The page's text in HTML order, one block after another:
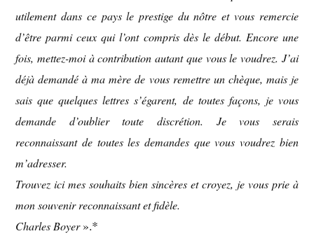
utilement dans ce pays le prestige du nôtre et vous remercie
d’être parmi ceux qui l’ont compris dès le début. Encore une
fois, mettez-moi à contribution autant que vous le voudrez. J’ai
déjà demandé à ma mère de vous remettre un chèque, mais je
sais que quelques lettres s’égarent, de toutes façons, je vous
demande d’oublier toute discrétion. Je vous serais
reconnaissant de toutes les demandes que vous voudrez bien
m’adresser.
Trouvez ici mes souhaits bien sincères et croyez, je vous prie à
mon souvenir reconnaissant et fidèle.
Charles Boyer».*